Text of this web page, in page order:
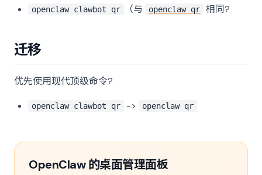
openclaw clawbot qr （与 openclaw qr 相同?
迁移
优先使用现代顶级命令?
openclaw clawbot qr -> openclaw qr
OpenClaw 的桌面管理面板